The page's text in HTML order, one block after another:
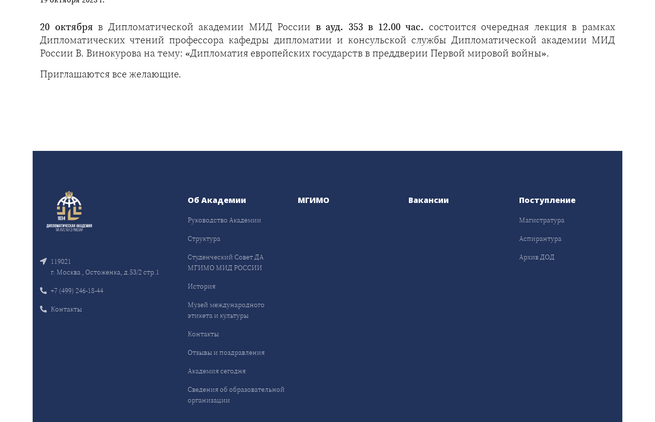
20 октября в Дипломатической академии МИД России в ауд. 353 в 12.00 час. состоится очередная лекция в рамках
Дипломатических чтений профессора кафедры дипломатии и консульской службы Дипломатической академии МИД
России В. Винокурова на тему: «Дипломатия европейских государств в преддверии Первой мировой войны».
Приглашаются все желающие.
119021
г. Москва , Остоженка, д.53/2 стр.1
+7 (499) 246-18-44
Контакты
Об Академии
Руководство Академии
Структура
Студенческий Совет ДА
МГИМО МИД РОССИИ
История
Музей международного
этикета и культуры
Контакты
Отзывы и поздравления
Академия сегодня
Сведения об образовательной
организации
МГИМО Вакансии Поступление
Магистратура
Аспирантура
Архив ДОД